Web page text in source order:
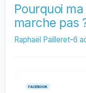
poster
sur
les
Pourquoi
marche pas
Raphaël Pailleret-6